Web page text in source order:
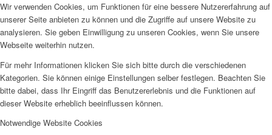
Wir verwenden Cookies, um Funktionen für eine bessere Nutzererfahrung auf
unserer Seite anbieten zu können und die Zugriffe auf unsere Website zu
analysieren. Sie geben Einwilligung zu unseren Cookies, wenn Sie unsere
Webseite weiterhin nutzen.
Für mehr Informationen klicken Sie sich bitte durch die verschiedenen
Kategorien. Sie können einige Einstellungen selber festlegen. Beachten Sie
bitte dabei, dass Ihr Eingriff das Benutzererlebnis und die Funktionen auf
dieser Website erheblich beeinflussen können.
Notwendige Website Cookies